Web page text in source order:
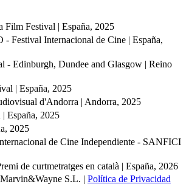
Festival | España, 2025
Festival Internacional de Cine | España,
- Edinburgh, Dundee and Glasgow | Reino
| España, 2025
d'Andorra | Andorra, 2025
España, 2025
2025
de Cine Independiente - SANFICI
de curtmetratges en català | España, 2026
S.L. | Política de Privacidad